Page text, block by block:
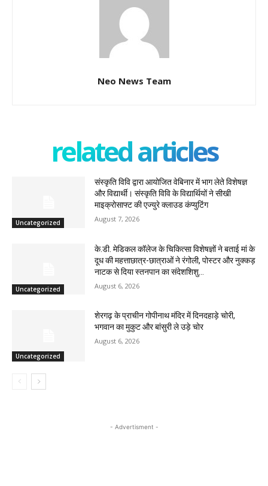
Neo News Team
related articles
Uncategorized
संस्कृति विवि द्वारा आयोजित वेबिनार में भाग लेते विशेषज्ञ
और विद्यार्थी। संस्कृति विवि के विद्यार्थियों ने सीखी
माइक्रोसाफ्ट की एज्युरे क्लाउड कंप्युटिंग
August 7, 2026
Uncategorized
के.डी. मेडिकल कॉलेज के चिकित्सा विशेषज्ञों ने बताई मां के
दूध की महत्ताछात्र-छात्राओं ने रंगोली, पोस्टर और नुक्कड़
नाटक से दिया स्तनपान का संदेशशिशु...
August 6, 2026
Uncategorized
शेरगढ़ के प्राचीन गोपीनाथ मंदिर में दिनदहाड़े चोरी,
भगवान का मुकुट और बांसुरी ले उड़े चोर
August 6, 2026
- Advertisment -